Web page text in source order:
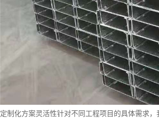
定制化方案灵活性针对不同工程项目的具体需求